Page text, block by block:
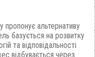
пропонує альтернативу
базується на розвитку
та відповідальності
відбувається через